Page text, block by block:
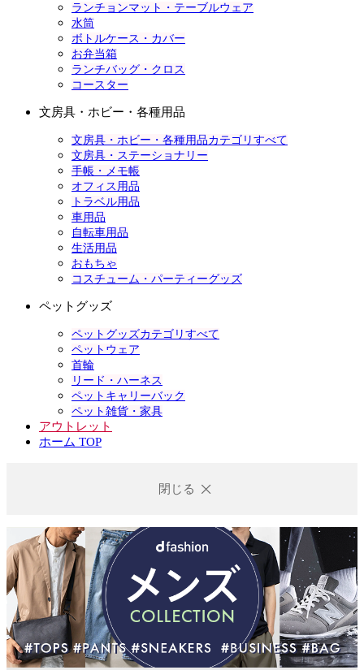
ランチョンマット・テーブルウェア
水筒
ボトルケース・カバー
お弁当箱
ランチバッグ・クロス
コースター
文房具・ホビー・各種用品
文房具・ホビー・各種用品カテゴリすべて
文房具・ステーショナリー
手帳・メモ帳
オフィス用品
トラベル用品
車用品
自転車用品
生活用品
おもちゃ
コスチューム・パーティーグッズ
ペットグッズ
ペットグッズカテゴリすべて
ペットウェア
首輪
リード・ハーネス
ペットキャリーバック
ペット雑貨・家具
アウトレット
ホーム TOP
閉じる